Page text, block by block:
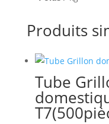
Produits
Tube